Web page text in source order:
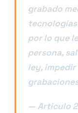
grabado
por lo que
persona,
ley, impedir
— Artículo